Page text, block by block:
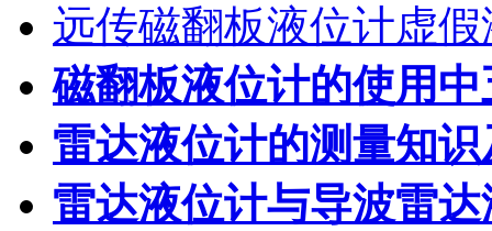
远传磁翻板液位计虚
磁翻板液位计的使用
雷达液位计的测量知
雷达液位计与导波雷